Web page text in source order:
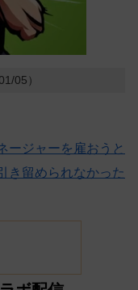
05）
ージャーを雇おうと
き留められなかった